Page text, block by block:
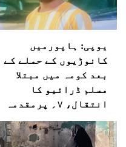
یوپی: ہاپورمیں
کانوڑیوں کے حملے کے
بعد کومہ میں مبتلا
مسلم ڈرائیو کا
انتقال، ۷؍ پرمقدمہ